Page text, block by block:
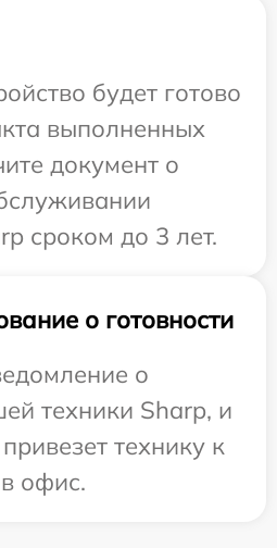
будет готово
выполненных
документ о
сроком до 3 лет.
о готовности
о
техники Sharp, и
технику к
офис.